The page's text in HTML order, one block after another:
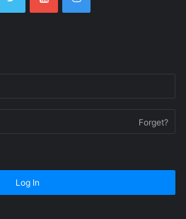
Forget?
Log In